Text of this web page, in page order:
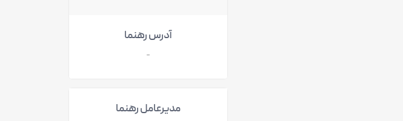
آدرس رهنما
-
مدیرعامل رهنما